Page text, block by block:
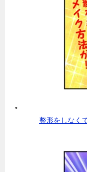
整形をしなく